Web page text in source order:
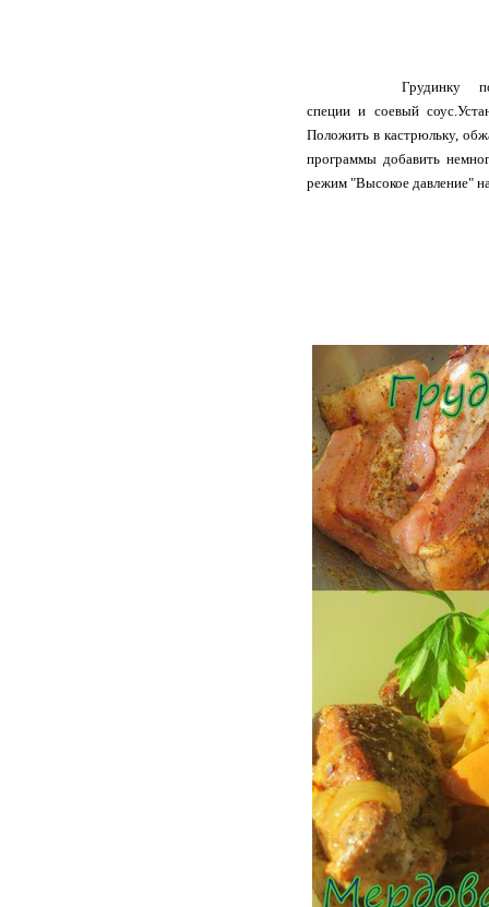
			Грудинку  посолить, поперчить, добавить любимые
специи и соевый
Положить в кастрюльку,
программы добавить
режим "Высокое давление"